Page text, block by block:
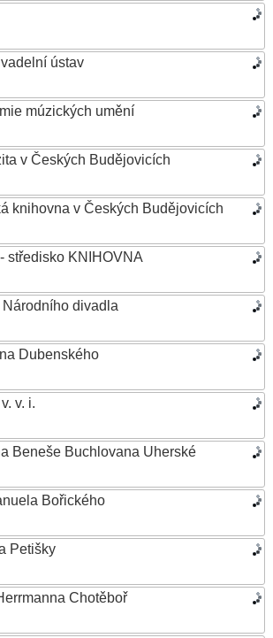
ústav
múzických umění
v Českých Budějovicích
knihovna v Českých Budějovicích
středisko KNIHOVNA
divadla
Dubenského
v. i.
Beneše Buchlovana Uherské
Bořického
Petišky
Chotěboř